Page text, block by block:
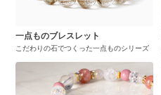
一点ものブレスレット
こだわりの石でつくった一点ものシリーズ